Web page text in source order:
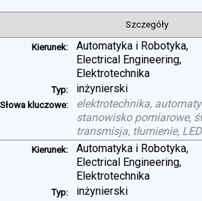
Szczegóły
Kierunek:
Automatyka i Robotyka,
Electrical Engineering,
Elektrotechnika
Typ: inżynierski
Słowa kluczowe:
elektrotechnika,
stanowisko pomiarowe,
transmisja, tłumienie, LED
Kierunek:
Automatyka i Robotyka,
Electrical Engineering,
Elektrotechnika
Typ: inżynierski